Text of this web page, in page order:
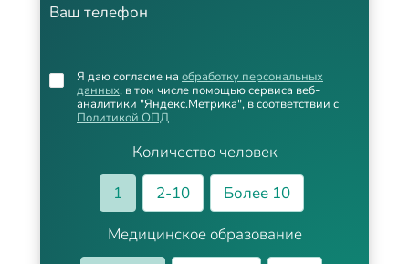
Ваш телефон
Количество человек
1
2-10
Более 10
Медицинское образование
Я даю согласие на обработку персональных
данных, в том числе помощью сервиса веб-
аналитики "Яндекс.Метрика", в соответствии с
Политикой ОПД